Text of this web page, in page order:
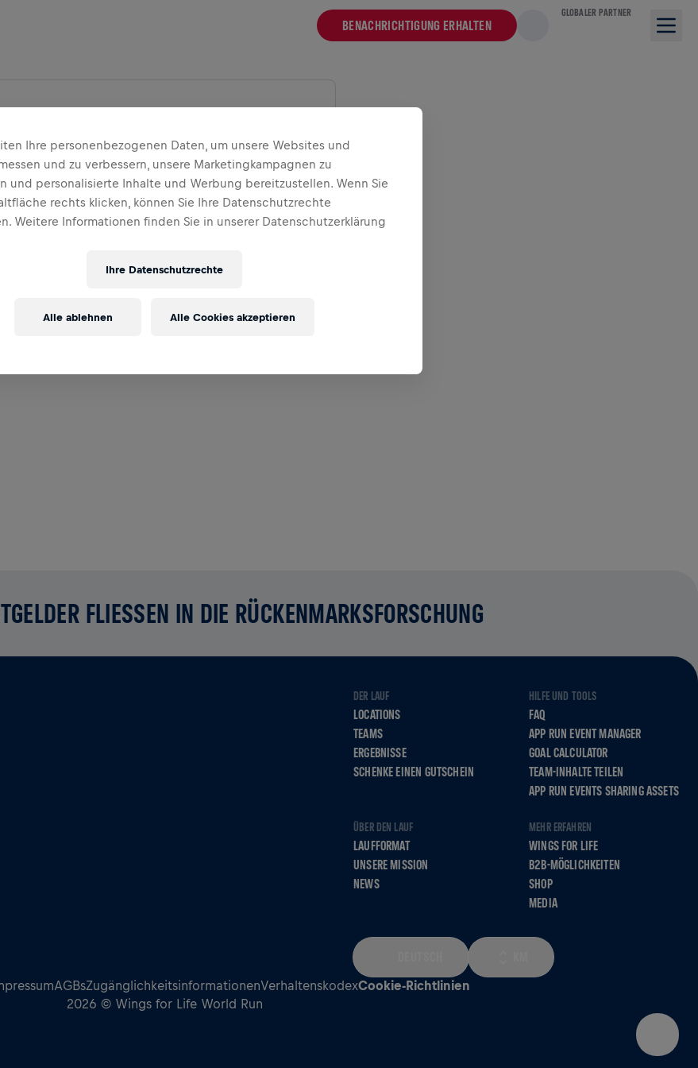
BENACHRICHTIGUNG ERHALTEN
GLOBALER PARTNER
FLIESSEN IN DIE RÜCKENMARKSFORSCHUNG
DER LAUF
LOCATIONS
TEAMS
ERGEBNISSE
SCHENKE EINEN GUTSCHEIN
HILFE UND TOOLS
FAQ
APP RUN EVENT MANAGER
GOAL CALCULATOR
TEAM-INHALTE TEILEN
APP RUN EVENTS SHARING ASSETS
ÜBER DEN LAUF
LAUFFORMAT
UNSERE MISSION
NEWS
MEHR ERFAHREN
WINGS FOR LIFE
B2B-MÖGLICHKEITEN
SHOP
MEDIA
AGBsZugänglichkeitsinformationenVerhaltenskodexCookie-Richtlinien
2026 © Wings for Life World Run
Ihre personenbezogenen Daten, um unsere Websites und
und zu verbessern, unsere Marketingkampagnen zu
und personalisierte Inhalte und Werbung bereitzustellen. Wenn Sie
rechts klicken, können Sie Ihre Datenschutzrechte
Weitere Informationen finden Sie in unserer Datenschutzerklärung
Ihre Datenschutzrechte
Alle ablehnen Alle Cookies akzeptieren